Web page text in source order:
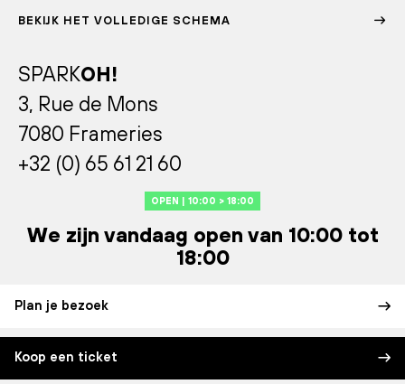
BEKIJK HET VOLLEDIGE SCHEMA
SPARKOH!
3, Rue de Mons
7080 Frameries
+32 (0) 65 61 21 60
OPEN | 10:00 > 18:00
We zijn vandaag open van 10:00 tot
18:00
Plan je bezoek
Koop een ticket